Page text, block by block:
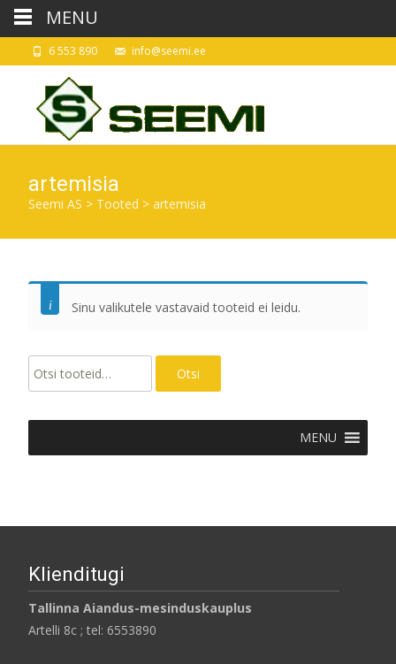
6 553 890 info@seemi.ee
artemisia
Seemi AS > Tooted > artemisia
Sinu valikutele vastavaid tooteid ei leidu.
Otsi: Otsi
MENU
Klienditugi
Tallinna Aiandus-mesinduskauplus
Artelli 8c ; tel: 6553890
MENU